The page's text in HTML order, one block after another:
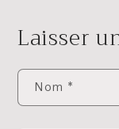
Laisser
Nom *